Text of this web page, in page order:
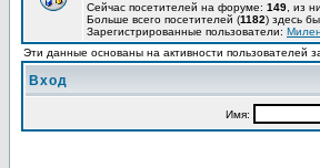
Сейчас посетителей на форуме: 149 , из
Больше всего посетителей (1182) здесь
Зарегистрированные пользователи:
Эти данные основаны на активности пользователей
Вход
Имя: